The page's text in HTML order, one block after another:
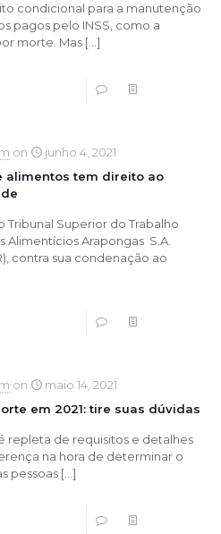
condicional para a manutenção
pagos pelo INSS, como a
morte. Mas […]
on
junho 4, 2021
alimentos tem direito ao
Tribunal Superior do Trabalho
Arapongas S.A.
contra sua condenação ao
on
maio 14, 2021
em 2021: tire suas dúvidas
repleta de requisitos e detalhes
na hora de determinar o
pessoas […]